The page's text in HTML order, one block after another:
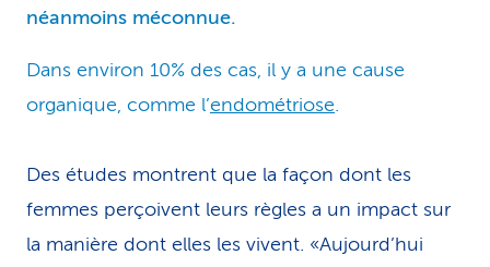
néanmoins méconnue.
Dans environ 10% des cas, il y a une cause
organique, comme l’endométriose.
Des études montrent que la façon dont les
femmes perçoivent leurs règles a un impact sur
la manière dont elles les vivent. «Aujourd’hui